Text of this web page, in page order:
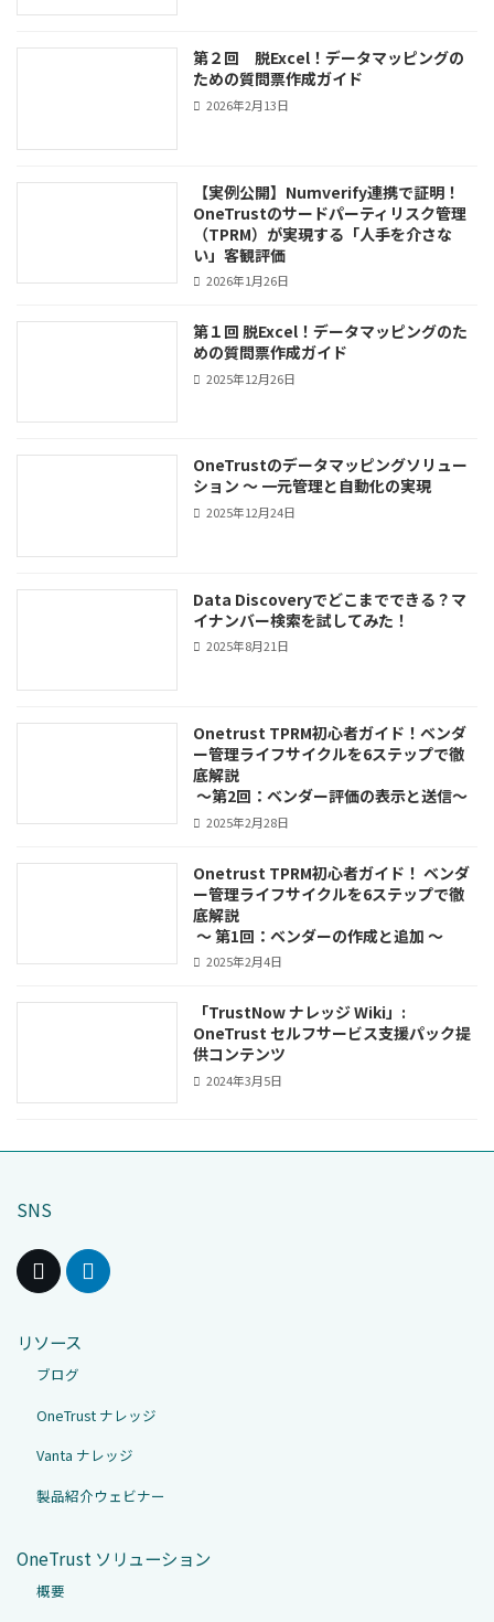
第２回 脱Excel！データマッピングの
ための質問票作成ガイド
2026年2月13日
【実例公開】Numverify連携で証明！
OneTrustのサードパーティリスク管理
（TPRM）が実現する「人手を介さな
い」客観評価
2026年1月26日
第１回 脱Excel！データマッピングのた
めの質問票作成ガイド
2025年12月26日
OneTrustのデータマッピングソリュー
ション ～ 一元管理と自動化の実現
2025年12月24日
Data Discoveryでどこまでできる？マ
イナンバー検索を試してみた！
2025年8月21日
Onetrust TPRM初心者ガイド！ベンダ
ー管理ライフサイクルを6ステップで徹
底解説
～第2回：ベンダー評価の表示と送信～
2025年2月28日
Onetrust TPRM初心者ガイド！ ベンダ
ー管理ライフサイクルを6ステップで徹
底解説
～ 第1回：ベンダーの作成と追加 ～
2025年2月4日
「TrustNow ナレッジ Wiki」:
OneTrust セルフサービス支援パック提
供コンテンツ
2024年3月5日
SNS
リソース
ブログ
OneTrust ナレッジ
Vanta ナレッジ
製品紹介ウェビナー
OneTrust ソリューション
概要